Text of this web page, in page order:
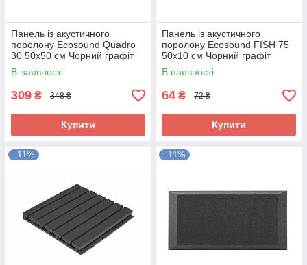
Панель із акустичного
поролону Ecosound Quadro
30 50х50 см Чорний графіт
В наявності
309 ₴ 348 ₴
Купити
Панель із акустичного
поролону Ecosound FISH 75
50х10 см Чорний графіт
В наявності
64 ₴ 72 ₴
Купити
–11% –11%